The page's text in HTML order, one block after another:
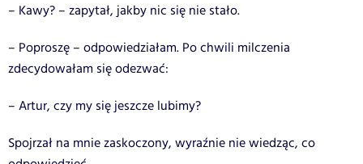
– Kawy? – zapytał, jakby nic się nie stało.
– Poproszę – odpowiedziałam. Po chwili milczenia
zdecydowałam się odezwać:
– Artur, czy my się jeszcze lubimy?
Spojrzał na mnie zaskoczony, wyraźnie nie wiedząc, co